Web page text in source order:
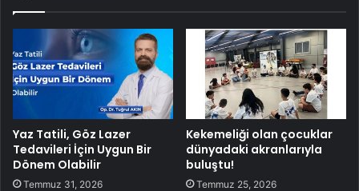
Yaz Tatili, Göz Lazer
Tedavileri İçin Uygun Bir
Dönem Olabilir
Temmuz 31, 2026
Kekemeliği olan çocuklar
dünyadaki akranlarıyla
buluştu!
Temmuz 25, 2026